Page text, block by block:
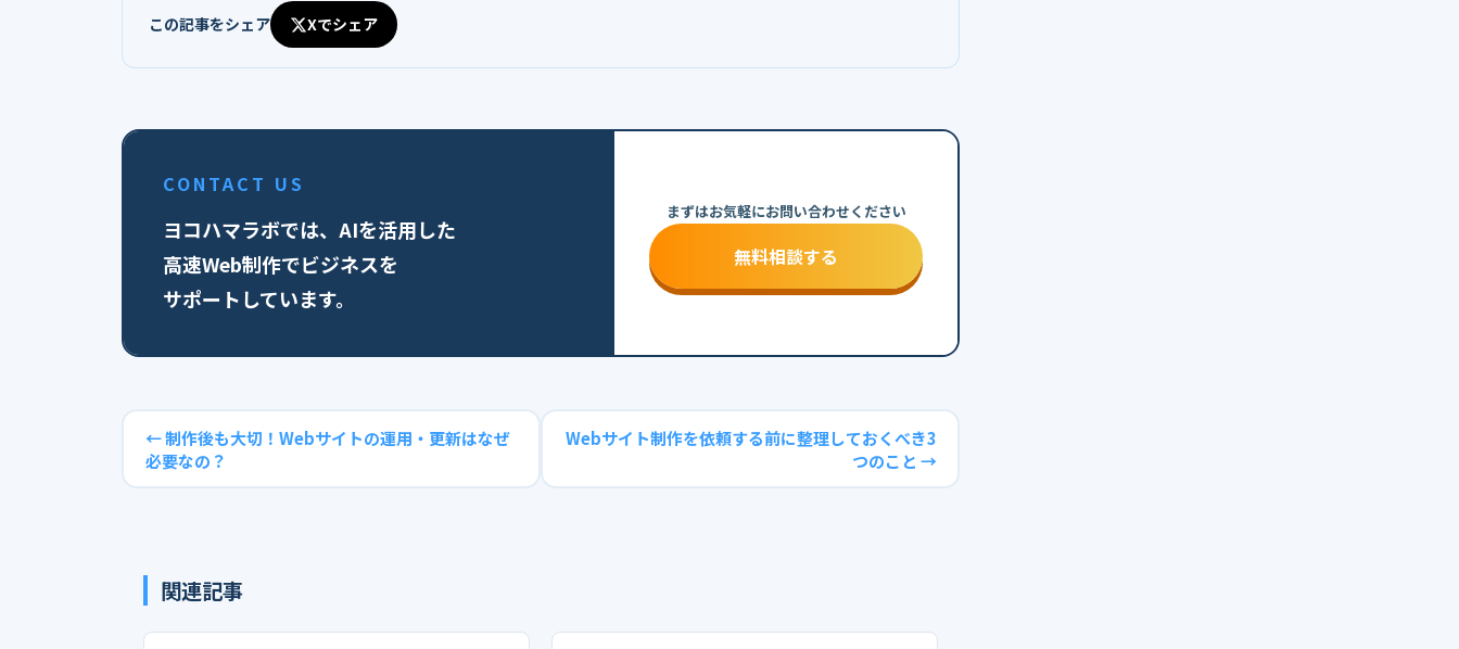
この記事をシェア Xでシェア
CONTACT US
ヨコハマラボでは、AIを活用した
高速Web制作でビジネスを
サポートしています。
まずはお気軽にお問い合わせください
無料相談する
← 制作後も大切！Webサイトの運用・更新はなぜ
必要なの？
Webサイト制作を依頼する前に整理しておくべき3
つのこと →
関連記事